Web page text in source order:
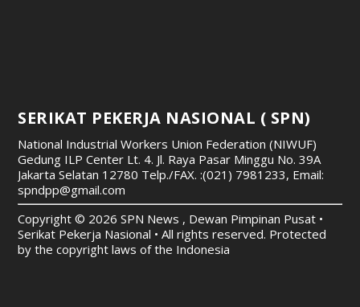
SERIKAT PEKERJA NASIONAL ( SPN)
National Industrial Workers Union Federation (NIWUF)
Gedung ILP Center Lt. 4. Jl. Raya Pasar Minggu No. 39A
Jakarta Selatan 12780 Telp./FAX. :(021) 7981233, Email:
spndpp@gmail.com
Copyright © 2026 SPN News , Dewan Pimpinan Pusat •
Serikat Pekerja Nasional • All rights reserved. Protected
by the copyright laws of the Indonesia